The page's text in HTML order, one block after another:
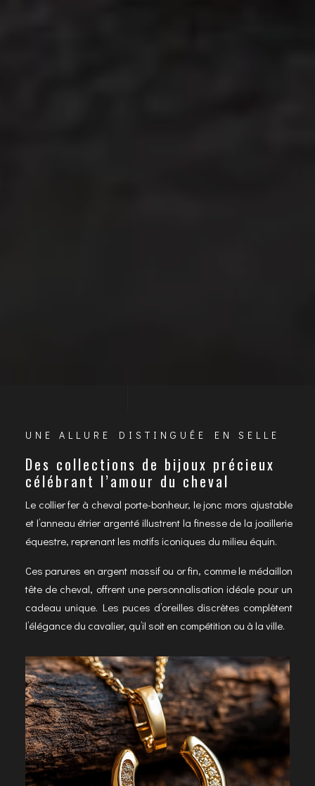
UNE ALLURE DISTINGUÉE EN SELLE
Des collections de bijoux précieux
célébrant l’amour du cheval
Le collier fer à cheval porte-bonheur, le jonc mors ajustable
et l’anneau étrier argenté illustrent la finesse de la joaillerie
équestre, reprenant les motifs iconiques du milieu équin.
Ces parures en argent massif ou or fin, comme le médaillon
tête de cheval, offrent une personnalisation idéale pour un
cadeau unique. Les puces d’oreilles discrètes complètent
l’élégance du cavalier, qu’il soit en compétition ou à la ville.